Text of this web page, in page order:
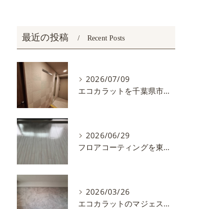
最近の投稿 Recent Posts
2026/07/09
エコカラットを千葉県市川市で施工しました。
2026/06/29
フロアコーティングを東京都練馬区で施工しました
2026/03/26
エコカラットのマジェスティクスレートを施工しました